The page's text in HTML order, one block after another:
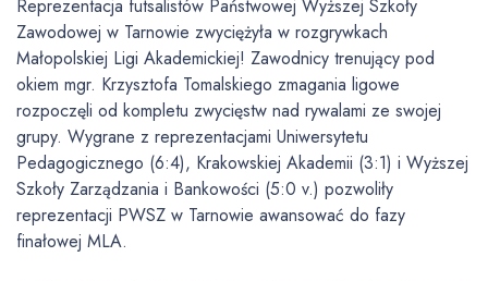
Reprezentacja futsalistów Państwowej Wyższej Szkoły
Zawodowej w Tarnowie zwyciężyła w rozgrywkach
Małopolskiej Ligi Akademickiej! Zawodnicy trenujący pod
okiem mgr. Krzysztofa Tomalskiego zmagania ligowe
rozpoczęli od kompletu zwycięstw nad rywalami ze swojej
grupy. Wygrane z reprezentacjami Uniwersytetu
Pedagogicznego (6:4), Krakowskiej Akademii (3:1) i Wyższej
Szkoły Zarządzania i Bankowości (5:0 v.) pozwoliły
reprezentacji PWSZ w Tarnowie awansować do fazy
finałowej MLA.